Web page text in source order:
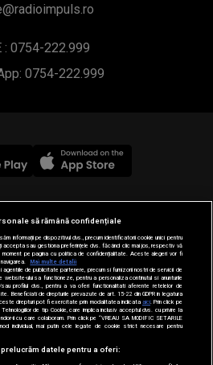
: 0754-222.999
0754-222.999
INTERNATIONAL SA, Toate
rezervate.
să rămână confidențiale
informații pe dispozitivul dvs., precum identificatorii cookie unici pentru
accepta sau gestiona preferințele dvs. făcând clic mai jos, respectiv vă
moment pe pagina cu politica de confidențialitate. Aceste alegeri vor fi
Mai multe detalii
de publicitate partenere, precum si furnizorii nostri de servicii de
ului sa functioneze, pentru a personaliza continutul si anunturile
profilul dvs., pentru a va oferi functionalitati aferente retelelor de
Beneficiati de drepturile prevazute de art. 15-22 din GDPR in legatura
drepturi pot fi exercitate prin modalitatea indicataaici . Prin click pe
de tip Cookie, care implica inclusiv acceptul dvs. cu privire la
ii cu care colaboram. Prin click pe “VREAU SA MODIFIC SETARILE
individual, mai putin cele legate de cookie strict necesare pentru
datele pentru a oferi: